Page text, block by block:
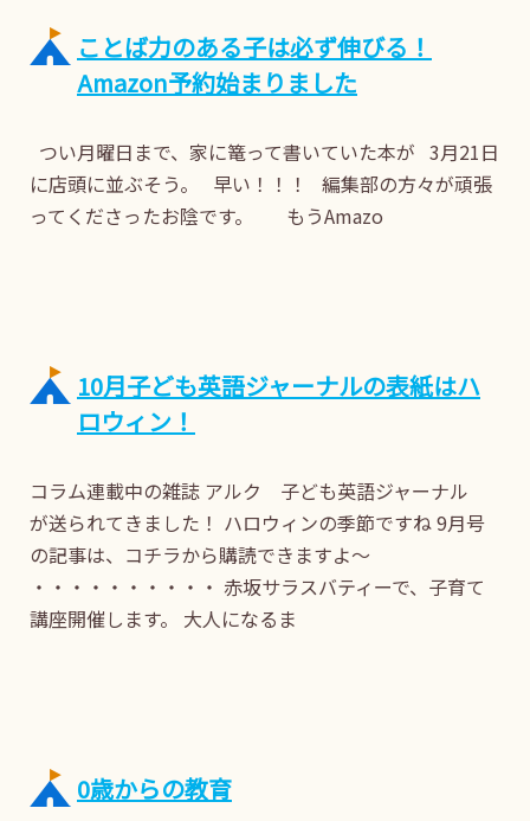
ことば力のある子は必ず伸びる！
Amazon予約始まりました
つい月曜日まで、家に篭って書いていた本が 3月21日
に店頭に並ぶそう。 早い！！！ 編集部の方々が頑張
ってくださったお陰です。 もうAmazo
10月子ども英語ジャーナルの表紙はハ
ロウィン！
コラム連載中の雑誌 アルク 子ども英語ジャーナル
が送られてきました！ ハロウィンの季節ですね 9月号
の記事は、コチラから購読できますよ～
・・・・・・・・・・ 赤坂サラスバティーで、子育て
講座開催します。 大人になるま
0歳からの教育